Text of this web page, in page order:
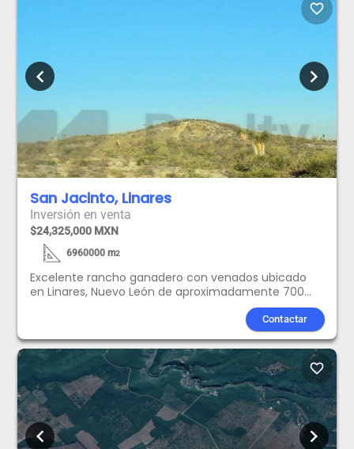
favorite_border
chevron_left chevron_right
San Jacinto, Linares
Inversión en venta
$24,325,000 MXN
6960000m2
Excelente rancho ganadero con venados ubicado
en Linares, Nuevo León de aproximadamente 700
hectáreas, cuenta con 4 pozos de agua con
papalote, pilas de agua, colinda con arroyo y cuenta
Contactar
favorite_border
chevron_left chevron_right